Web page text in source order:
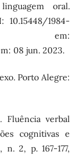
oral.
1984-
em:
08 jun. 2023.
Porto Alegre:
Fluência verbal
cognitivas e
2, p. 167-177,